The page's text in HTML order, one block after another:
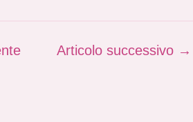
Articolo successivo →